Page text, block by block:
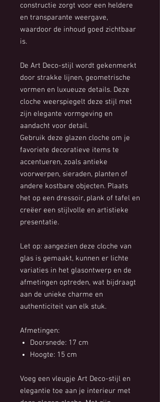
constructie zorgt voor een heldere
en transparante weergave,
waardoor de inhoud goed zichtbaar
is.
De Art Deco-stijl wordt gekenmerkt
door strakke lijnen, geometrische
vormen en luxueuze details. Deze
cloche weerspiegelt deze stijl met
zijn elegante vormgeving en
aandacht voor detail.
Gebruik deze glazen cloche om je
favoriete decoratieve items te
accentueren, zoals antieke
voorwerpen, sieraden, planten of
andere kostbare objecten. Plaats
het op een dressoir, plank of tafel en
creëer een stijlvolle en artistieke
presentatie.
Let op: aangezien deze cloche van
glas is gemaakt, kunnen er lichte
variaties in het glasontwerp en de
afmetingen optreden, wat bijdraagt
aan de unieke charme en
authenticiteit van elk stuk.
Afmetingen:
Doorsnede: 17 cm
Hoogte: 15 cm
Voeg een vleugje Art Deco-stijl en
elegantie toe aan je interieur met